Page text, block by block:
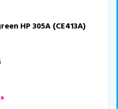
HP 305A (CE413A)